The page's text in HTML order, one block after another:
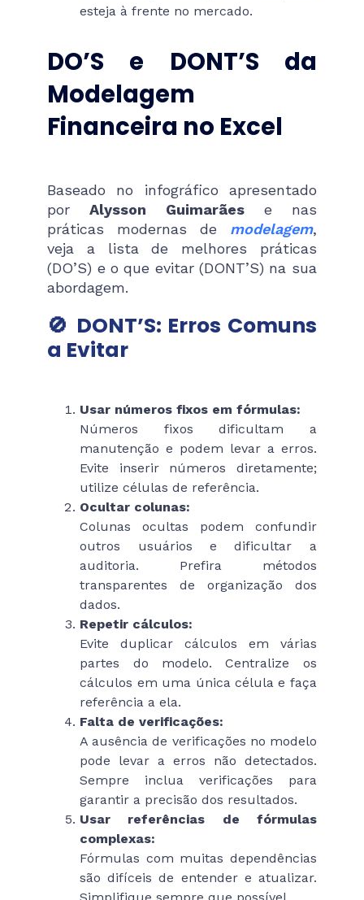
esteja à frente no mercado.
DO’S e DONT’S da
Modelagem
Financeira no Excel
Baseado no infográfico apresentado
porAlysson Guimarãese nas
práticas modernas de modelagem,
veja a lista de melhores práticas
(DO’S) e o que evitar (DONT’S) na sua
abordagem.
🚫 DONT’S: Erros Comuns
a Evitar
Usar números fixos em fórmulas:
Números fixos dificultam a
manutenção e podem levar a erros.
Evite inserir números diretamente;
utilize células de referência.
Ocultar colunas:
Colunas ocultas podem confundir
outros usuários e dificultar a
auditoria. Prefira métodos
transparentes de organização dos
dados.
Repetir cálculos:
Evite duplicar cálculos em várias
partes do modelo. Centralize os
cálculos em uma única célula e faça
referência a ela.
Falta de verificações:
A ausência de verificações no modelo
pode levar a erros não detectados.
Sempre inclua verificações para
garantir a precisão dos resultados.
Usar referências de fórmulas
complexas:
Fórmulas com muitas dependências
são difíceis de entender e atualizar.